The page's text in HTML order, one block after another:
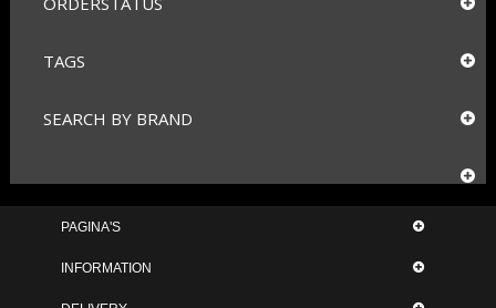
TAGS
SEARCH BY BRAND
PAGINA'S
INFORMATION